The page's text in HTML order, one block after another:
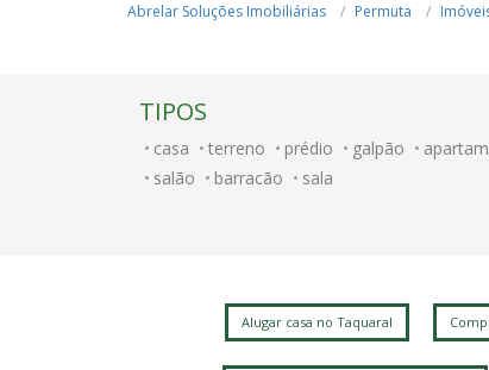
Abrelar Soluções Imobiliárias Permuta
TIPOS
casa terreno prédio galpão
salão
barracão sala
Alugar casa no Taquaral